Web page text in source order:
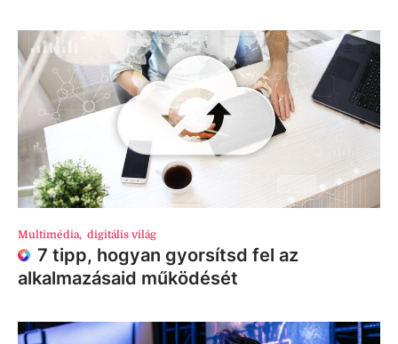
Multimédia, digitális világ
7 tipp, hogyan gyorsítsd fel az
alkalmazásaid működését